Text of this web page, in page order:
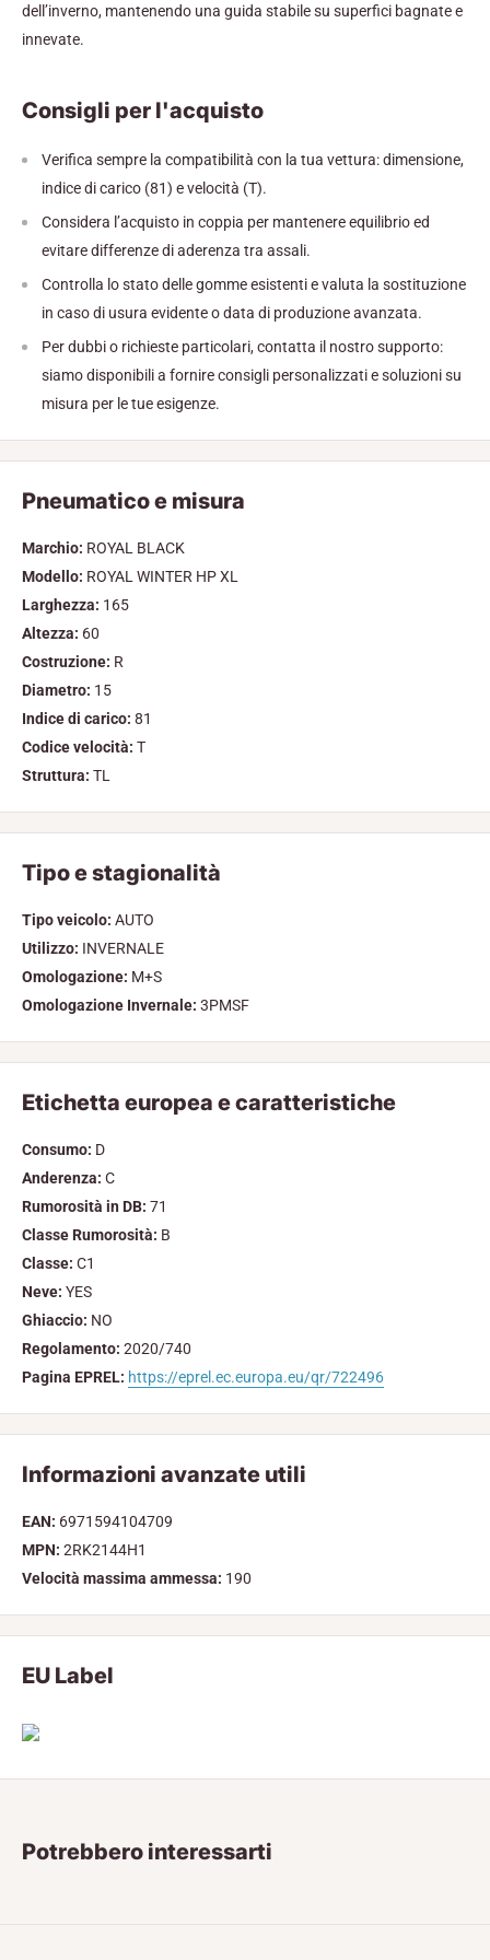
dell’inverno, mantenendo una guida stabile su superfici bagnate e
innevate.
Consigli per l'acquisto
Verifica sempre la compatibilità con la tua vettura: dimensione,
indice di carico (81) e velocità (T).
Considera l’acquisto in coppia per mantenere equilibrio ed
evitare differenze di aderenza tra assali.
Controlla lo stato delle gomme esistenti e valuta la sostituzione
in caso di usura evidente o data di produzione avanzata.
Per dubbi o richieste particolari, contatta il nostro supporto:
siamo disponibili a fornire consigli personalizzati e soluzioni su
misura per le tue esigenze.
Pneumatico e misura
Marchio: ROYAL BLACK
Modello: ROYAL WINTER HP XL
Larghezza: 165
Altezza: 60
Costruzione: R
Diametro: 15
Indice di carico: 81
Codice velocità: T
Struttura: TL
Tipo e stagionalità
Tipo veicolo: AUTO
Utilizzo: INVERNALE
Omologazione: M+S
Omologazione Invernale: 3PMSF
Etichetta europea e caratteristiche
Consumo: D
Anderenza: C
Rumorosità in DB: 71
Classe Rumorosità: B
Classe: C1
Neve: YES
Ghiaccio: NO
Regolamento: 2020/740
Pagina EPREL: https://eprel.ec.europa.eu/qr/722496
Informazioni avanzate utili
EAN: 6971594104709
MPN: 2RK2144H1
Velocità massima ammessa: 190
EU Label
Potrebbero interessarti